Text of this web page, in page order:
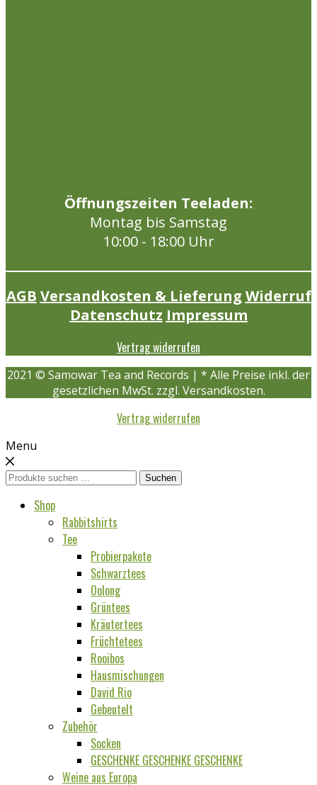
Öffnungszeiten Teeladen:
Montag bis Samstag
10:00 - 18:00 Uhr
AGB Versandkosten & Lieferung Widerruf
Datenschutz Impressum
Vertrag widerrufen
2021 © Samowar Tea and Records | * Alle Preise inkl. der
gesetzlichen MwSt. zzgl. Versandkosten.
Vertrag widerrufen
Menu
Suchen
Suchen
Shop
Rabbitshirts
Tee
Probierpakete
Schwarztees
Oolong
Grüntees
Kräutertees
Früchtetees
Rooibos
Hausmischungen
David Rio
Gebeutelt
Zubehör
Socken
GESCHENKE GESCHENKE GESCHENKE
Weine aus Europa